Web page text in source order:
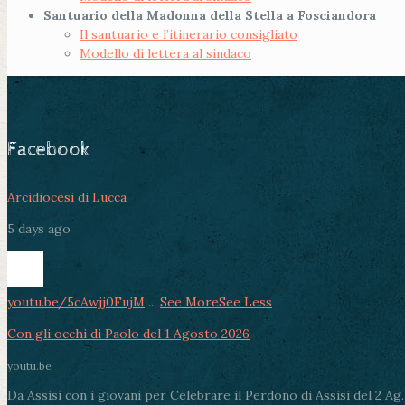
Santuario della Madonna della Stella a Fosciandora
Il santuario e l’itinerario consigliato
Modello di lettera al sindaco
Facebook
Arcidiocesi di Lucca
5 days ago
youtu.be/5cAwjj0FujM ... See MoreSee Less
Con gli occhi di Paolo del 1 Agosto 2026
youtu.be
Da Assisi con i giovani per Celebrare il Perdono di Assisi del 2